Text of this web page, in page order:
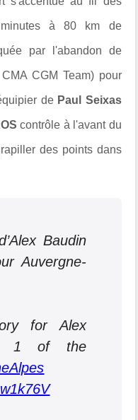
à 80 km de
par l'abandon de
CGM Team) pour
de Paul Seixas
contrôle à l'avant du
des points dans
Baudin
Auvergne-
for Alex
1 of the